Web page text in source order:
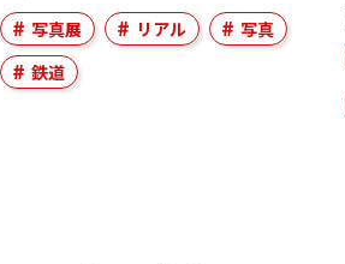
写真展 リアル
写真
鉄道